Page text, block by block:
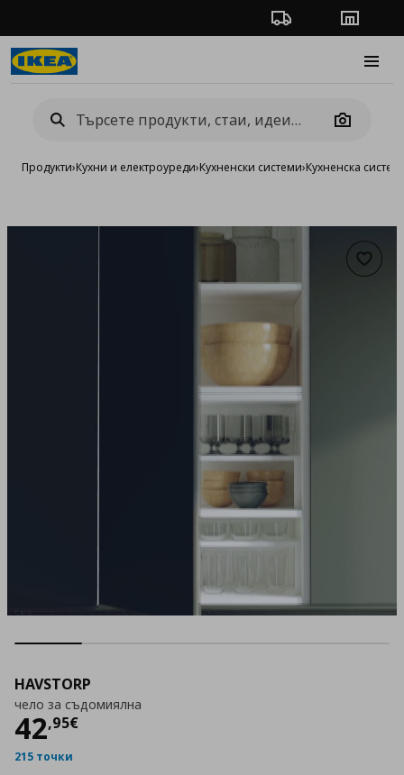
Проследяване на
Camera
Продукти›Кухни и електроуреди›Кухненски системи›Кухненска
HAVSTORP
чело за съдомиялна
42,95€
Цена
215 точки